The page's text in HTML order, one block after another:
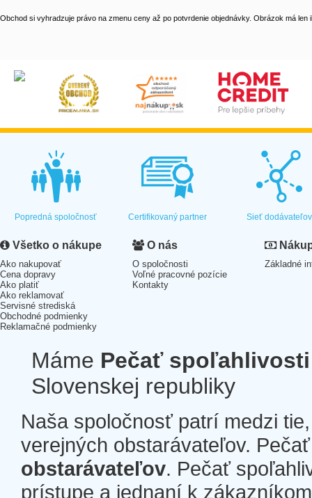
Obchod si vyhradzuje právo na zmenu ceny až po potvrdenie objednávky. Obrázok má len
Popredná spoločnosť Certifikovaný partner Sieť dodávateľov
Všetko o nákupe
Ako nakupovať
Cena dopravy
Ako platiť
Ako reklamovať
Servisné strediská
Obchodné podmienky
Reklamačné podmienky
O nás
O spoločnosti
Voľné pracovné pozície
Kontakty
Základné
Máme Pečať spoľahlivosti
Slovenskej republiky
Naša spoločnosť patrí medzi
verejných obstarávateľov.
obstarávateľov. Pečať
prístupe a jednaní k